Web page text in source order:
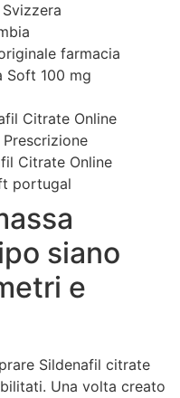
farmacia
Soft 100 mg
Citrate Online
Citrate Online
portugal
siano
e
Sildenafil citrate
Una volta creato